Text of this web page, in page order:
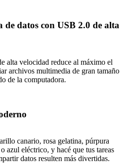
datos con USB 2.0 de alta
alta velocidad reduce al máximo el
archivos multimedia de gran tamaño
de la computadora.
canario, rosa gelatina, púrpura
azul eléctrico, y hacé que tus tareas
datos resulten más divertidas.